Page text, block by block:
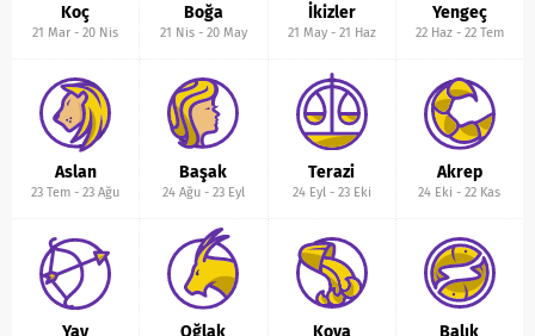
Koç
21 Mar -20 Nis
Boğa
21 Nis- 20 May
İkizler
21 May- 21 Haz
Yengeç
22 Haz- 22 Tem
Aslan
23 Tem -23 Ağu
Başak
24 Ağu- 23 Eyl
Terazi
24 Eyl- 23 Eki
Akrep
24 Eki -22 Kas
Yay Oğlak Kova Balık